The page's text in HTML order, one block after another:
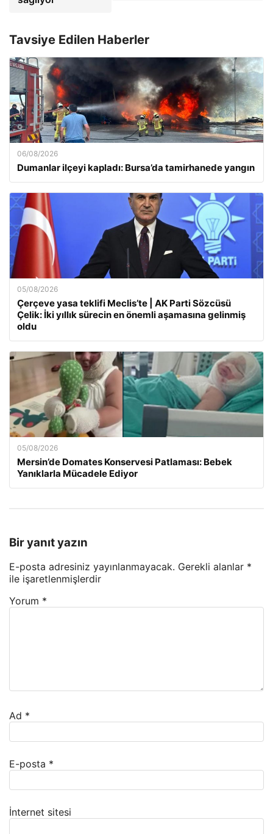
Tavsiye Edilen Haberler
06/08/2026
Dumanlar ilçeyi kapladı: Bursa’da tamirhanede yangın
05/08/2026
Çerçeve yasa teklifi Meclis’te | AK Parti Sözcüsü
Çelik: İki yıllık sürecin en önemli aşamasına gelinmiş
oldu
05/08/2026
Mersin’de Domates Konservesi Patlaması: Bebek
Yanıklarla Mücadele Ediyor
Bir yanıt yazın
E-posta adresiniz yayınlanmayacak. Gerekli alanlar *
ile işaretlenmişlerdir
Yorum *
Ad *
E-posta *
İnternet sitesi